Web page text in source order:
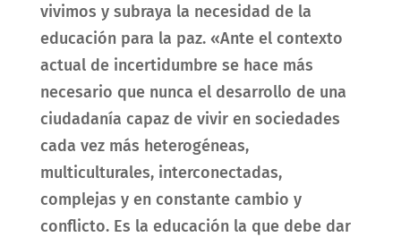
vivimos y subraya la necesidad de la
educación para la paz. «Ante el contexto
actual de incertidumbre se hace más
necesario que nunca el desarrollo de una
ciudadanía capaz de vivir en sociedades
cada vez más heterogéneas,
multiculturales, interconectadas,
complejas y en constante cambio y
conflicto. Es la educación la que debe dar